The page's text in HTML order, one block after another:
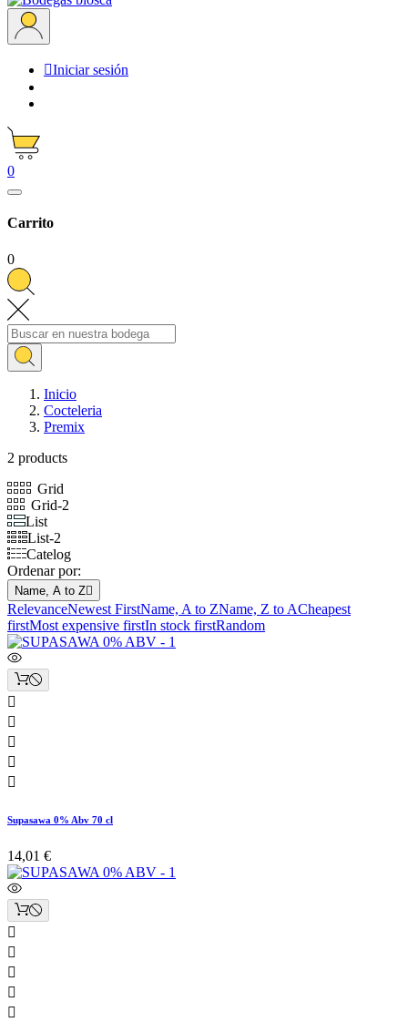
Iniciar sesión
0
Carrito
0
Inicio
Cocteleria
Premix
2 products
Grid
Grid-2
List
List-2
Catelog
Ordenar por:
Name, A to Z
RelevanceNewest FirstName, A to ZName, Z to ACheapest
firstMost expensive firstIn stock firstRandom





Supasawa 0% Abv 70 cl
14,01 €




